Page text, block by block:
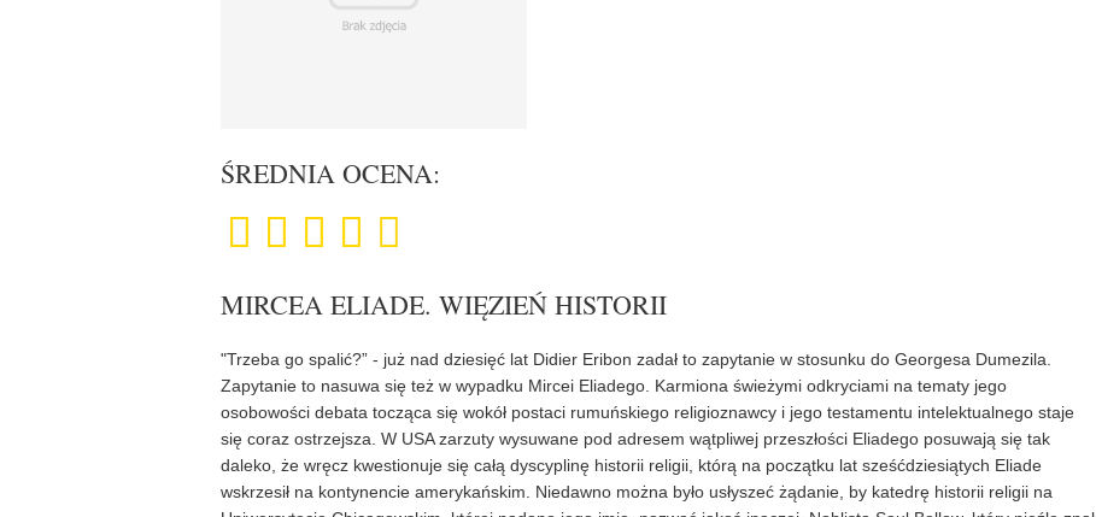
ŚREDNIA OCENA:
MIRCEA ELIADE. WIĘZIEŃ HISTORII
"Trzeba go spalić?” - już nad dziesięć lat Didier Eribon zadał to zapytanie w stosunku do Georgesa Dumezila.
Zapytanie to nasuwa się też w wypadku Mircei Eliadego. Karmiona świeżymi odkryciami na tematy jego
osobowości debata tocząca się wokół postaci rumuńskiego religioznawcy i jego testamentu intelektualnego staje
się coraz ostrzejsza. W USA zarzuty wysuwane pod adresem wątpliwej przeszłości Eliadego posuwają się tak
daleko, że wręcz kwestionuje się całą dyscyplinę historii religii, którą na początku lat sześćdziesiątych Eliade
wskrzesił na kontynencie amerykańskim. Niedawno można było usłyszeć żądanie, by katedrę historii religii na